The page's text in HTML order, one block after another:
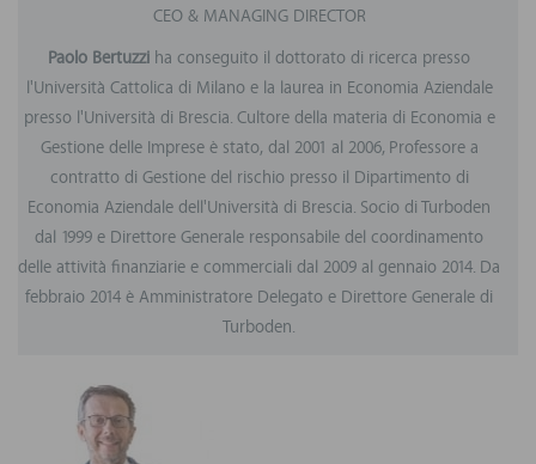
CEO & MANAGING DIRECTOR
Paolo Bertuzzi ha conseguito il dottorato di ricerca presso
l'Università Cattolica di Milano e la laurea in Economia Aziendale
presso l'Università di Brescia. Cultore della materia di Economia e
Gestione delle Imprese è stato, dal 2001 al 2006, Professore a
contratto di Gestione del rischio presso il Dipartimento di
Economia Aziendale dell'Università di Brescia. Socio di Turboden
dal 1999 e Direttore Generale responsabile del coordinamento
delle attività finanziarie e commerciali dal 2009 al gennaio 2014. Da
febbraio 2014 è Amministratore Delegato e Direttore Generale di
Turboden.